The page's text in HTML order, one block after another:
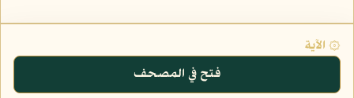
۞ الآية
فتح في المصحف